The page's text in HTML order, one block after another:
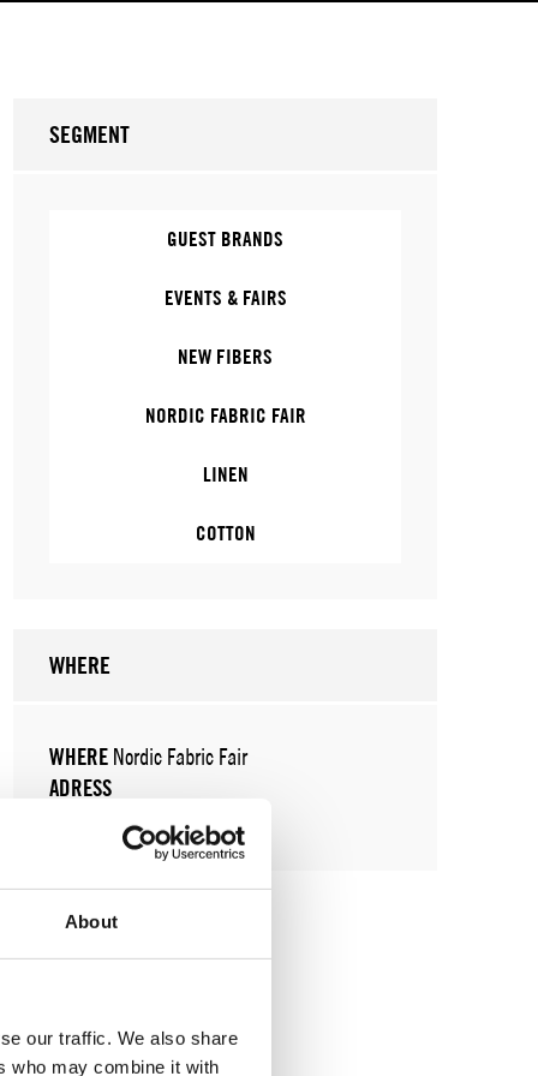
About
our traffic. We also share
who may combine it with
SEGMENT
GUEST BRANDS
EVENTS & FAIRS
NEW FIBERS
NORDIC FABRIC FAIR
LINEN
COTTON
WHERE
WHERE Nordic Fabric Fair
ADRESS
SHOWROOM / STAND: